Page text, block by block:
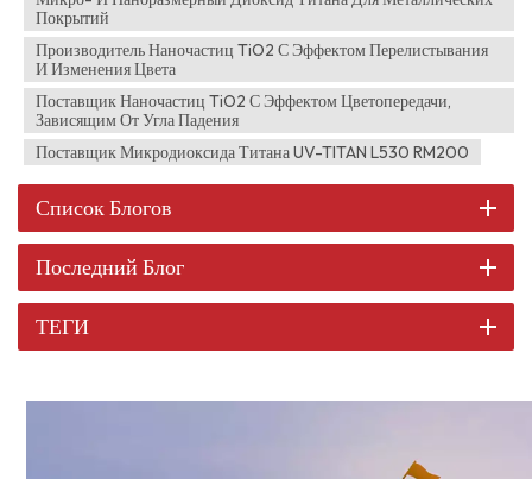
Покрытий
Производитель Наночастиц TiO2 С Эффектом Перелистывания
И Изменения Цвета
Поставщик Наночастиц TiO2 С Эффектом Цветопередачи,
Зависящим От Угла Падения
Поставщик Микродиоксида Титана UV-TITAN L530 RM200
Список Блогов
Последний Блог
ТЕГИ